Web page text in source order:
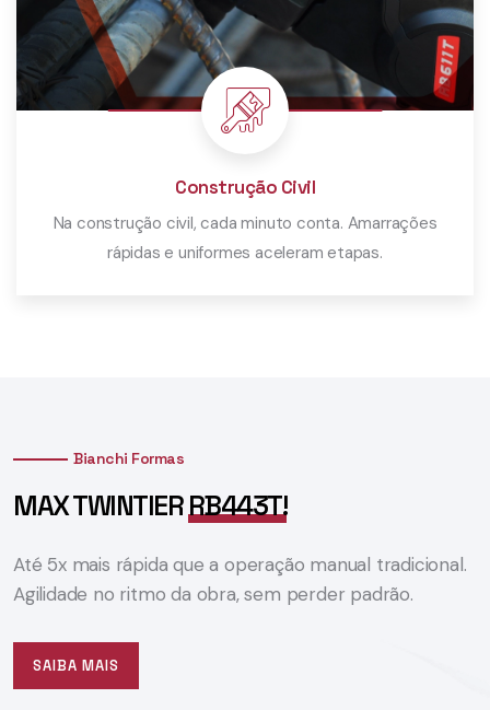
Construção Civil
Na construção civil, cada minuto conta. Amarrações
rápidas e uniformes aceleram etapas.
Bianchi Formas
MAX TWINTIERRB443T!
Até 5x mais rápida que a operação manual tradicional.
Agilidade no ritmo da obra, sem perder padrão.
SAIBA MAIS